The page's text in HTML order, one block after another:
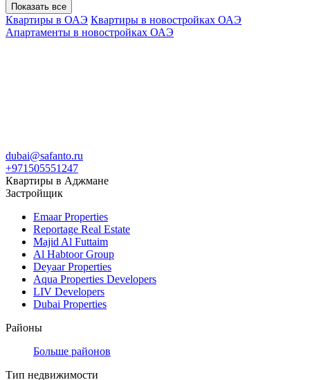
Показать все
Квартиры в ОАЭ Квартиры в новостройках ОАЭ
Апартаменты в новостройках ОАЭ
dubai@safanto.ru
+971505551247
Квартиры в Аджмане
Застройщик
Emaar Properties
Reportage Real Estate
Majid Al Futtaim
Al Habtoor Group
Deyaar Properties
Aqua Properties Developers
LIV Developers
Dubai Properties
Районы
Больше районов
Тип недвижимости